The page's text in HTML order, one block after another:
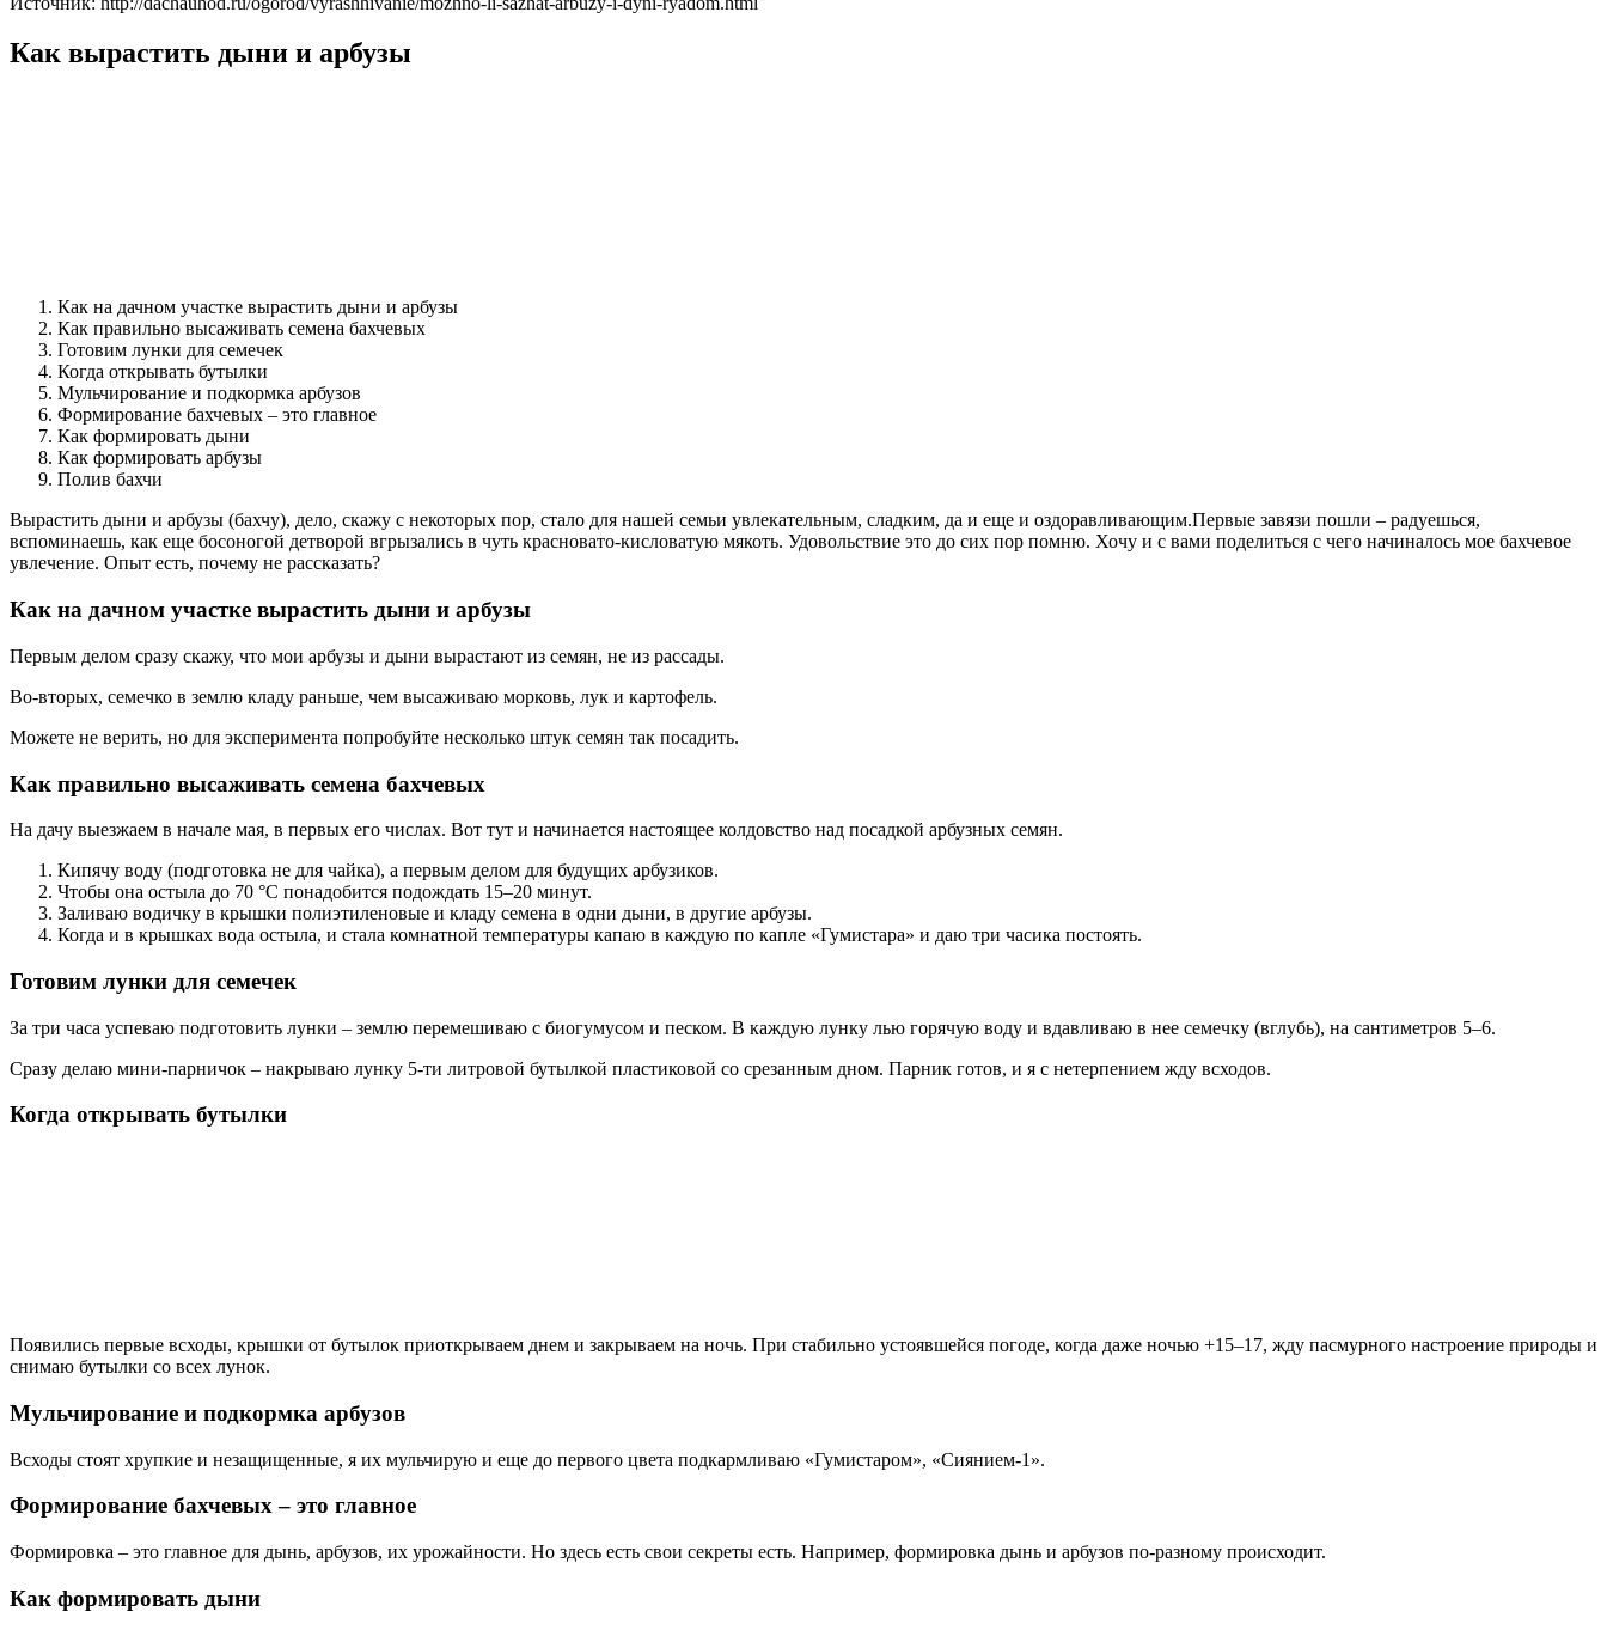
Как вырастить дыни и арбузы
Как на дачном участке вырастить дыни и арбузы
Как правильно высаживать семена бахчевых
Готовим лунки для семечек
Когда открывать бутылки
Мульчирование и подкормка арбузов
Формирование бахчевых – это главное
Как формировать дыни
Как формировать арбузы
Полив бахчи
Вырастить дыни и арбузы (бахчу), дело, скажу с некоторых пор, стало для нашей семьи увлекательным, сладким, да и еще и оздоравливающим.Первые завязи пошли – радуешься,
вспоминаешь, как еще босоногой детворой вгрызались в чуть красновато-кисловатую мякоть. Удовольствие это до сих пор помню. Хочу и с вами поделиться с чего начиналось мое бахчевое
увлечение. Опыт есть, почему не рассказать?
Как на дачном участке вырастить дыни и арбузы
Первым делом сразу скажу, что мои арбузы и дыни вырастают из семян, не из рассады.
Во-вторых, семечко в землю кладу раньше, чем высаживаю морковь, лук и картофель.
Можете не верить, но для эксперимента попробуйте несколько штук семян так посадить.
Как правильно высаживать семена бахчевых
На дачу выезжаем в начале мая, в первых его числах. Вот тут и начинается настоящее колдовство над посадкой арбузных семян.
Кипячу воду (подготовка не для чайка), а первым делом для будущих арбузиков.
Чтобы она остыла до 70 °С понадобится подождать 15–20 минут.
Заливаю водичку в крышки полиэтиленовые и кладу семена в одни дыни, в другие арбузы.
Когда и в крышках вода остыла, и стала комнатной температуры капаю в каждую по капле «Гумистара» и даю три часика постоять.
Готовим лунки для семечек
За три часа успеваю подготовить лунки – землю перемешиваю с биогумусом и песком. В каждую лунку лью горячую воду и вдавливаю в нее семечку (вглубь), на сантиметров 5–6.
Сразу делаю мини-парничок – накрываю лунку 5-ти литровой бутылкой пластиковой со срезанным дном. Парник готов, и я с нетерпением жду всходов.
Когда открывать бутылки
Появились первые всходы, крышки от бутылок приоткрываем днем и закрываем на ночь. При стабильно устоявшейся погоде, когда даже ночью +15–17, жду пасмурного настроение природы и
снимаю бутылки со всех лунок.
Мульчирование и подкормка арбузов
Всходы стоят хрупкие и незащищенные, я их мульчирую и еще до первого цвета подкармливаю «Гумистаром», «Сиянием-1».
Формирование бахчевых – это главное
Формировка – это главное для дынь, арбузов, их урожайности. Но здесь есть свои секреты есть. Например, формировка дынь и арбузов по-разному происходит.
Как формировать дыни